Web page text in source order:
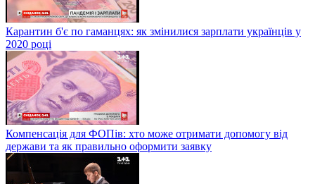
Карантин б'є по гаманцях: як змінилися зарплати українців у
2020 році
Компенсація для ФОПів: хто може отримати допомогу від
держави та як правильно оформити заявку